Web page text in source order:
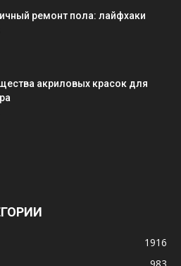
ремонт пола: лайфхаки
акриловых красок для
1916
983